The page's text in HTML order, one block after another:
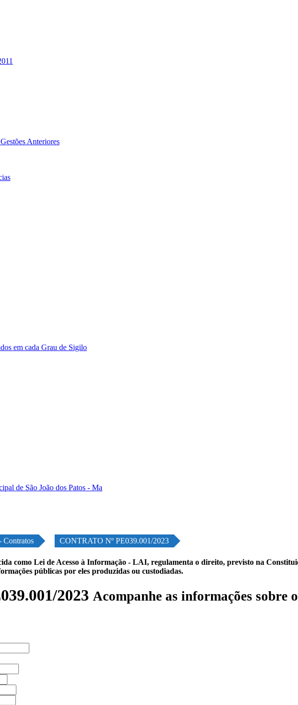
Anteriores
em cada Grau de Sigilo
Contratos CONTRATO Nº PE039.001/2023
como Lei de Acesso à Informação - LAI, regulamenta o direito, previsto na
públicas por eles produzidas ou custodiadas.
2023 Acompanhe as informações sobre